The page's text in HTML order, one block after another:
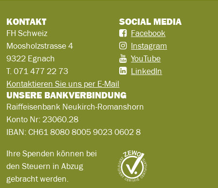
KONTAKT
FH Schweiz
Moosholzstrasse 4
9322 Egnach
T.071 477 22 73
Kontaktieren Sie uns per E-Mail
SOCIAL MEDIA
Facebook
Instagram
YouTube
LinkedIn
UNSERE BANKVERBINDUNG
Raiffeisenbank Neukirch-Romanshorn
Konto Nr: 23060.28
IBAN:CH61 8080 8005 9023 0602 8
Ihre Spenden können bei
den Steuern in Abzug
gebracht werden.